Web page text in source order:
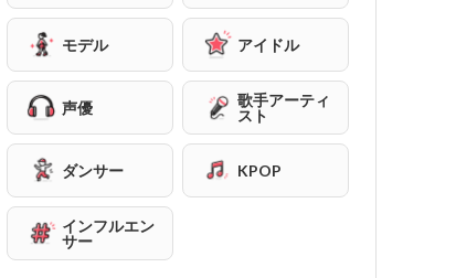
モデル アイドル
声優
歌手アーティ
スト
ダンサー KPOP
インフルエン
サー